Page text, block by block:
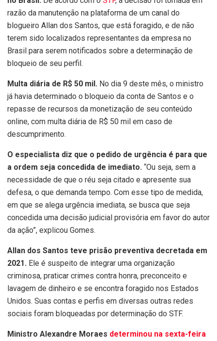
razão da manutenção na plataforma de um canal do
blogueiro Allan dos Santos, que está foragido, e de não
terem sido localizados representantes da empresa no
Brasil para serem notificados sobre a determinação de
bloqueio de seu perfil.
Multa diária de R$ 50 mil. No dia 9 deste mês, o ministro
já havia determinado o bloqueio da conta de Santos e o
repasse de recursos da monetização de seu conteúdo
online, com multa diária de R$ 50 mil em caso de
descumprimento.
O especialista diz que o pedido de urgência é para que
a ordem seja concedida de imediato. “Ou seja, sem a
necessidade de que o réu seja citado e apresente sua
defesa, o que demanda tempo. Com esse tipo de medida,
em que se alega urgência imediata, se busca que seja
concedida uma decisão judicial provisória em favor do autor
da ação”, explicou Gomes.
Allan dos Santos teve prisão preventiva decretada em
2021. Ele é suspeito de integrar uma organização
criminosa, praticar crimes contra honra, preconceito e
lavagem de dinheiro e se encontra foragido nos Estados
Unidos. Suas contas e perfis em diversas outras redes
sociais foram bloqueadas por determinação do STF.
Ministro Alexandre Moraes determinou na sexta-feira